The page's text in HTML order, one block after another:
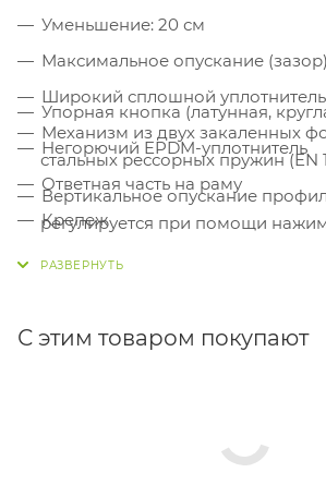
Уменьшение: 20 см
Максимальное опускание
Широкий сплошной уплотнитель
Механизм из двух закаленных
стальных рессорных пружин (EN
Вертикальное опускание
регулируется при помощи
Система крепления: через
Звукоизоляция: 50dB
Упорная кнопка (латунная,
Негорючий EPDM-уплотнитель
Ответная часть на раму
Крепеж
С этим товаром покупают